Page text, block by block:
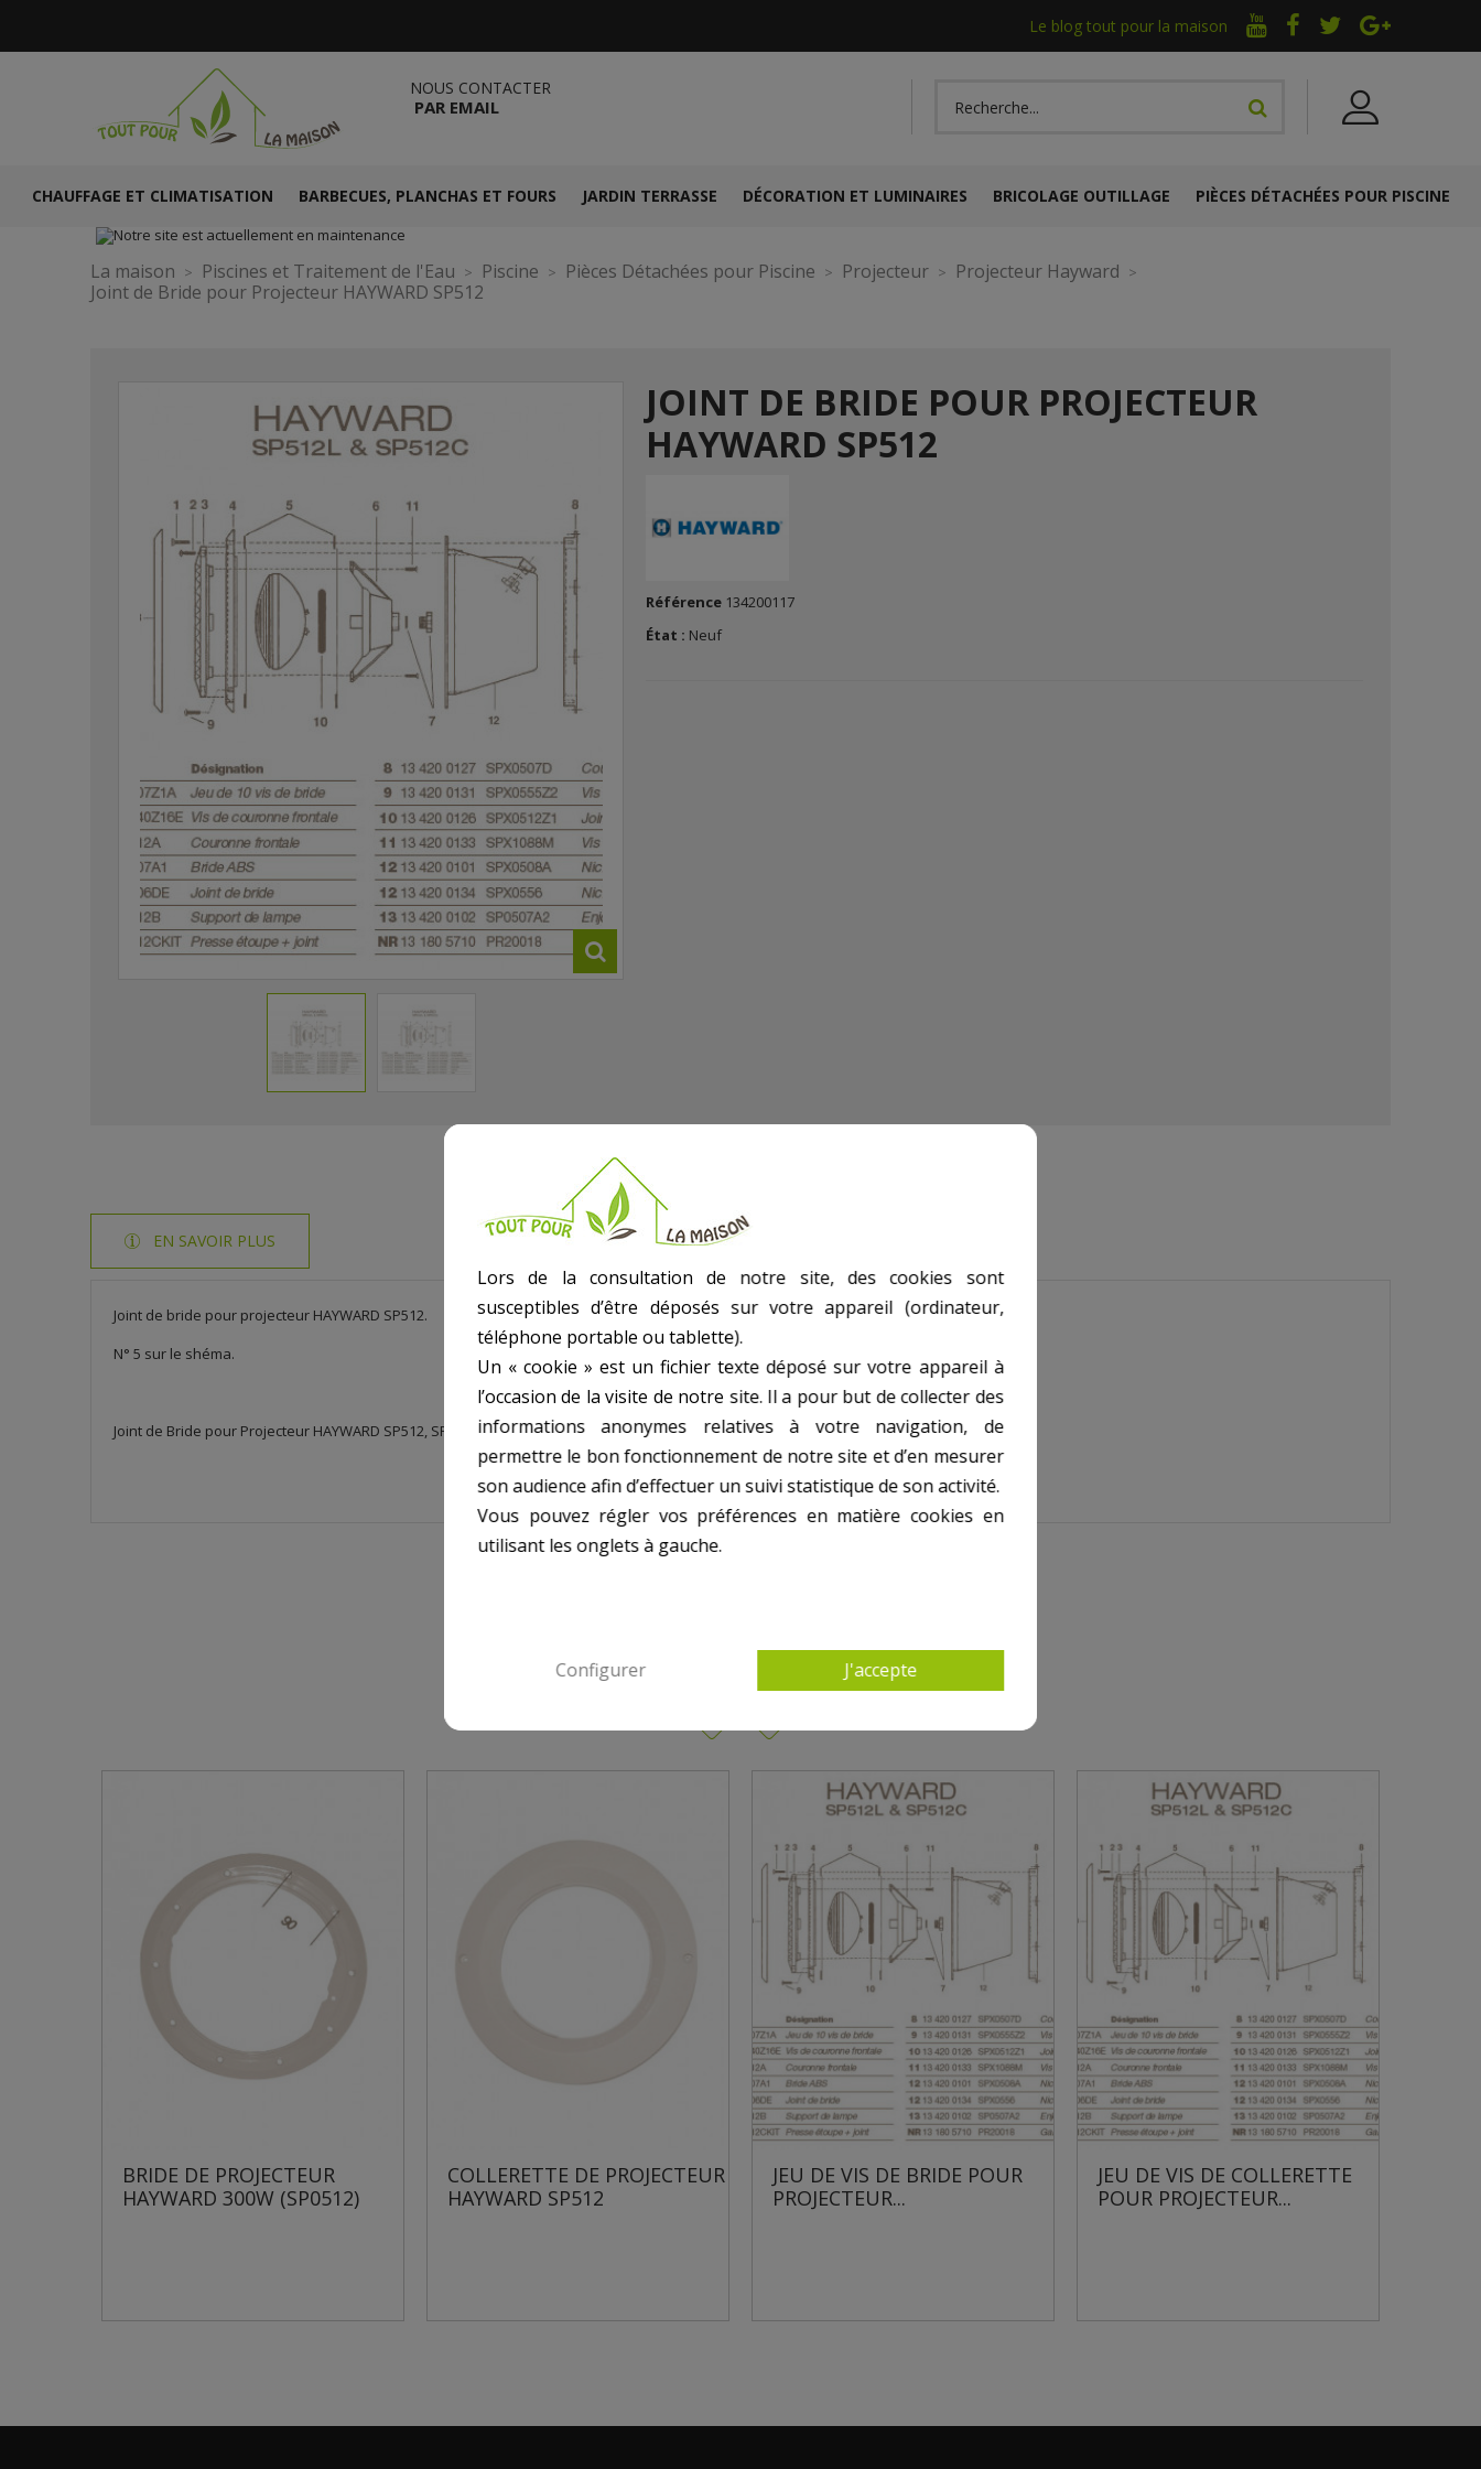
Le blog tout pour la maison
NOUS CONTACTER
PAR EMAIL
CHAUFFAGE ET CLIMATISATION BARBECUES, PLANCHAS ET FOURS JARDIN TERRASSE DÉCORATION ET LUMINAIRES BRICOLAGE OUTILLAGE PIÈCES DÉTACHÉES POUR PISCINE
La maison Piscines et Traitement de l'Eau Piscine Pièces Détachées pour Piscine Projecteur
Projecteur Hayward
Joint de Bride pour Projecteur HAYWARD SP512
JOINT DE BRIDE POUR PROJECTEUR
HAYWARD SP512
Référence 134200117
État : Neuf
EN SAVOIR PLUS
Joint de bride pour projecteur HAYWARD SP512.
N° 5 sur le shéma.
Joint de Bride pour Projecteur HAYWARD SP512, SPX0506DE
9 AUTRES PRODUITS DANS PROJECTEUR HAYWARD
PROJECTEUR
300W (SP0512)
COLLERETTE DE PROJECTEUR
HAYWARD SP512
JEU DE VIS DE BRIDE POUR
PROJECTEUR...
JEU DE VIS DE COLLERETTE
POUR PROJECTEUR...
SUPPORT DE LAMPE
PROJECTEUR HAYWARD...
Lors de la consultation de notre site, des cookies sont
susceptibles d’être déposés sur votre appareil (ordinateur,
téléphone portable ou tablette).
Un « cookie » est un fichier texte déposé sur votre appareil à
l’occasion de la visite de notre site. Il a pour but de collecter des
informations anonymes relatives à votre navigation, de
permettre le bon fonctionnement de notre site et d’en mesurer
son audience afin d’effectuer un suivi statistique de son activité.
Vous pouvez régler vos préférences en matière cookies en
utilisant les onglets à gauche.
Configurer J'accepte